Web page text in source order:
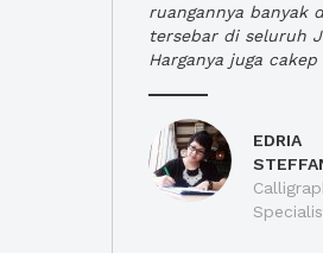
ruangannya banyak
tersebar di seluruh
Harganya juga
EDRIA